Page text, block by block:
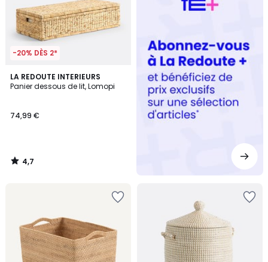
-20% DÈS 2*
LA REDOUTE INTERIEURS
Panier dessous de lit, Lomopi
74,99 €
4,7
/ 5
4,7
/